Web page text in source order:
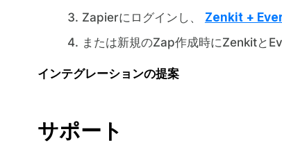
Zapierにログインし、 Zenkit +
または新規のZap作成時にZenkitと
インテグレーションの提案
サポート